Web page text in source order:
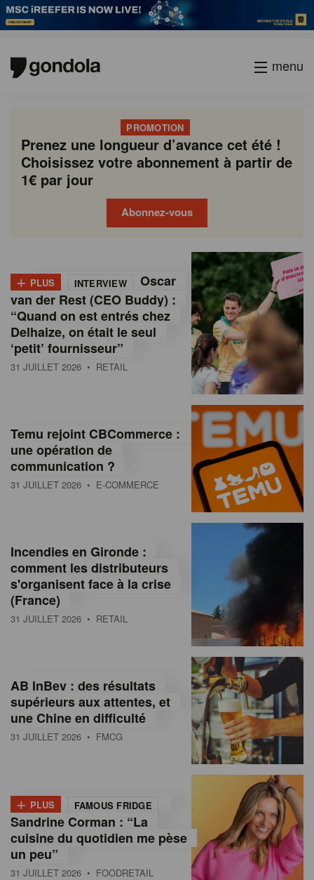
menu
PROMOTION
Prenez une longueur d’avance cet été !
Choisissez votre abonnement à partir de
1€ par jour
Abonnez-vous
o
n
d
o
M
a
g
n
e
n
o
m
a
+ PLUS INTERVIEW
Oscar
van der Rest (CEO Buddy) :
“Quand on est entrés chez
Delhaize, on était le seul
‘petit’ fournisseur”
31 JUILLET 2026 • RETAIL
Temu rejoint CBCommerce :
une opération de
communication ?
31 JUILLET 2026 • E-COMMERCE
Incendies en Gironde :
comment les distributeurs
s'organisent face à la crise
(France)
31 JUILLET 2026 • RETAIL
AB InBev : des résultats
supérieurs aux attentes, et
une Chine en difficulté
31 JUILLET 2026 • FMCG
+ PLUS FAMOUS FRIDGE
Sandrine Corman : “La
cuisine du quotidien me pèse
un peu”
31 JUILLET 2026 • FOODRETAIL